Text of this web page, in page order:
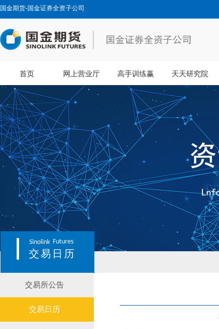
国金期货-国金证券全资子公司
首页 网上营业厅 高手训练赢 天天研究院
Sinolink Futures
交易日历
交易所公告
交易日历